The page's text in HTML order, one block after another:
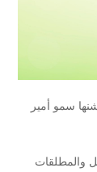
والتي دشنها سمو أمير
والمطلقات